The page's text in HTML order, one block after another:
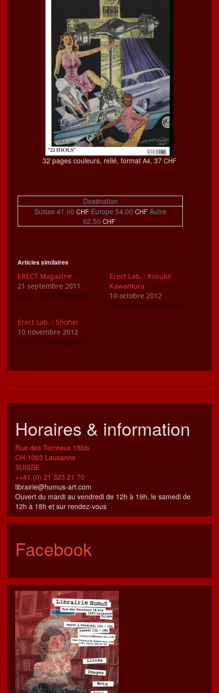
32 pages couleurs, relié, for­mat A4, 37 CHF
Des­ti­na­tion
Suisse 41.00 CHF Europe 54.00 CHF Autre
62.50 CHF
Articles similaires
ERECT Magazine
21 septembre 2011
Dans "Erect Magazine"
Erect Lab. : Kosuke
Kawamura
10 octobre 2012
Dans "Erect Magazine"
Erect Lab. : Shohei
10 novembre 2012
Dans "Erect Magazine"
Horaires & information
Rue des Terreaux 18bis
CH-1003 Lausanne
SUISSE
++41 (0) 21 323 21 70
librairie@humus-art.com
Ouvert du mardi au vendredi de 12h à 19h, le samedi de
12h à 18h et sur rendez-vous
Facebook